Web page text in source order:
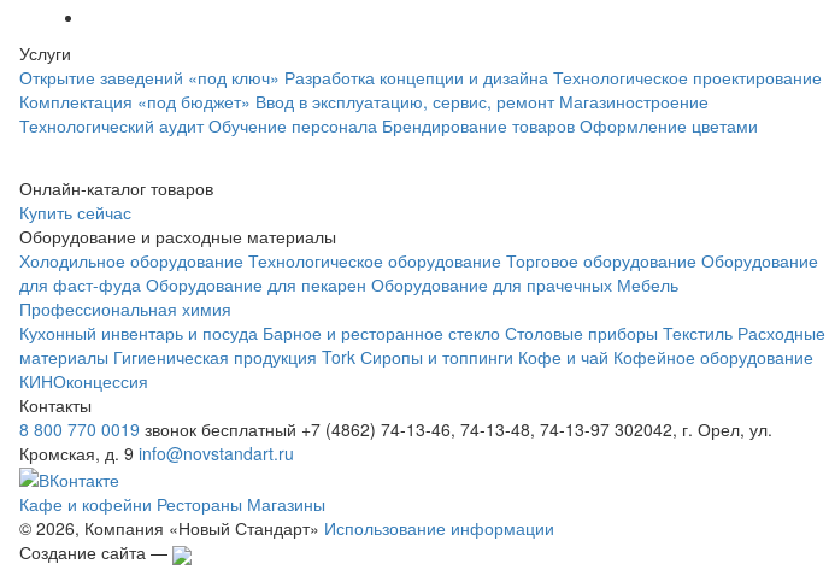
Услуги
Открытие заведений «под ключ» Разработка концепции и дизайна Технологическое проектирование
Комплектация «под бюджет» Ввод в эксплуатацию, сервис, ремонт Магазиностроение
Технологический аудит Обучение персонала Брендирование товаров Оформление цветами
Онлайн-каталог товаров
Купить сейчас
Оборудование и расходные материалы
Холодильное оборудование Технологическое оборудование Торговое оборудование Оборудование
для фаст-фуда Оборудование для пекарен Оборудование для прачечных Мебель
Профессиональная химия
Кухонный инвентарь и посуда Барное и ресторанное стекло Столовые приборы Текстиль Расходные
материалы Гигиеническая продукция Tork Сиропы и топпинги Кофе и чай Кофейное оборудование
КИНОконцессия
Контакты
8 800 770 0019 звонок бесплатный +7 (4862) 74-13-46, 74-13-48, 74-13-97 302042, г. Орел, ул.
Кромская, д. 9 info@novstandart.ru
Кафе и кофейни Рестораны Магазины
© 2026, Компания «Новый Стандарт» Использование информации
Создание сайта —